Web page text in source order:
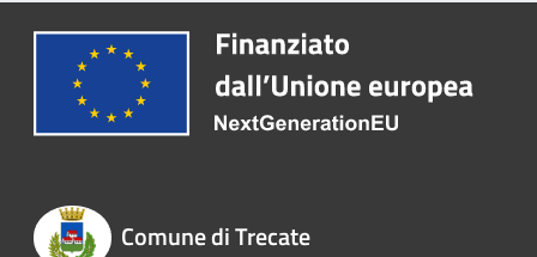
Comune di Trecate